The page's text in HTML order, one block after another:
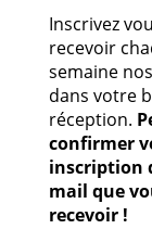
Inscrivez
recevoir
semaine
dans votre
réception.
confirmer
inscription
mail que
recevoir !